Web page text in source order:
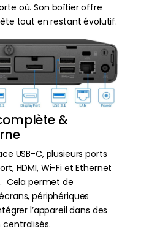
où. Son boîtier offre
tout en restant évolutif.
&
USB-C, plusieurs ports
HDMI, Wi-Fi et Ethernet
Cela permet de
périphériques
l’appareil dans des